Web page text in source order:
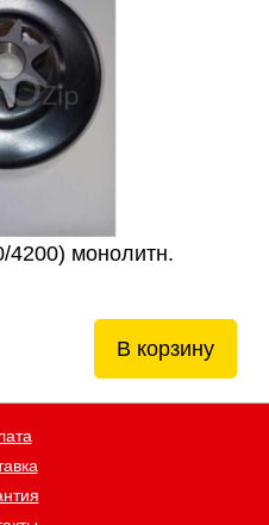
4200) монолитн.
В корзину